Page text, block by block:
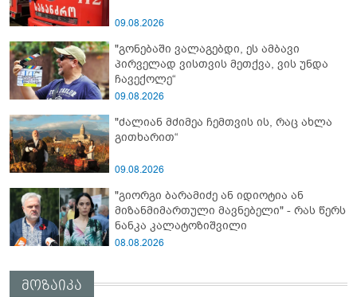
09.08.2026
"გონებაში ვალაგებდი, ეს ამბავი
პირველად ვისთვის მეთქვა, ვის უნდა
ჩავექოლე“
09.08.2026
"ძალიან მძიმეა ჩემთვის ის, რაც ახლა
გითხარით“
09.08.2026
"გიორგი ბარამიძე ან იდიოტია ან
მიზანმიმართული მავნებელი" - რას წერს
ნანკა კალატოზიშვილი
08.08.2026
მოზაიკა